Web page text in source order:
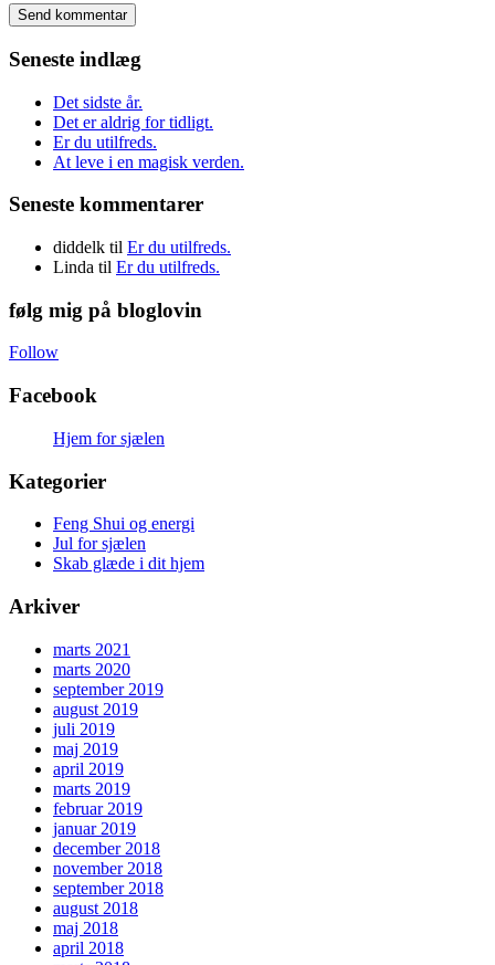
Seneste indlæg
Det sidste år.
Det er aldrig for tidligt.
Er du utilfreds.
At leve i en magisk verden.
Seneste kommentarer
diddelk til Er du utilfreds.
Linda til Er du utilfreds.
følg mig på bloglovin
Follow
Facebook
Hjem for sjælen
Kategorier
Feng Shui og energi
Jul for sjælen
Skab glæde i dit hjem
Arkiver
marts 2021
marts 2020
september 2019
august 2019
juli 2019
maj 2019
april 2019
marts 2019
februar 2019
januar 2019
december 2018
november 2018
september 2018
august 2018
maj 2018
april 2018